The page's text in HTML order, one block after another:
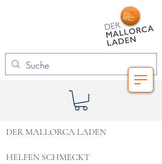
DER MALLORCA LADEN
HELFEN SCHMECKT